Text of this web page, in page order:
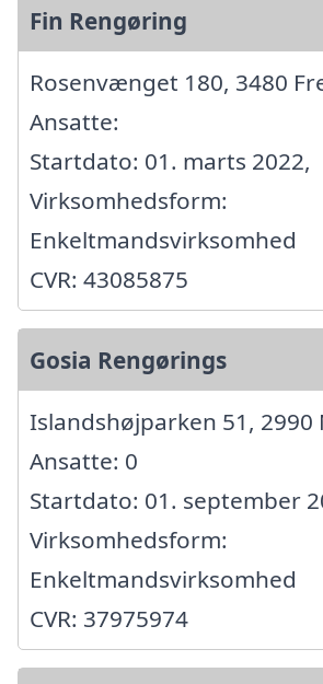
Fin Rengøring
Rosenvænget 180, 3480
Ansatte:
Startdato: 01. marts 2022,
Virksomhedsform:
Enkeltmandsvirksomhed
CVR: 43085875
Gosia Rengørings
Islandshøjparken 51, 2990
Ansatte: 0
Startdato: 01. september
Virksomhedsform:
Enkeltmandsvirksomhed
CVR: 37975974